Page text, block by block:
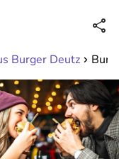
jusqu'à 23:00 heures
Burger Deutz